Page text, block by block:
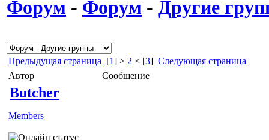
Форум - Форум - Другие
Предыдущая страница [1] > 2 < [3] Следующая страница
Автор
Сообщение
Butcher
Members